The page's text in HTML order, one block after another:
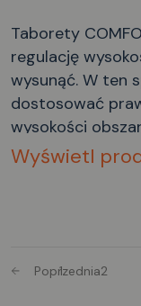
Taborety
regulację
wysunąć. W ten
dostosować
wysokości
regulacja
pierścieniowego
jest sterylna
Wyświetl
Poprzednia
1 2